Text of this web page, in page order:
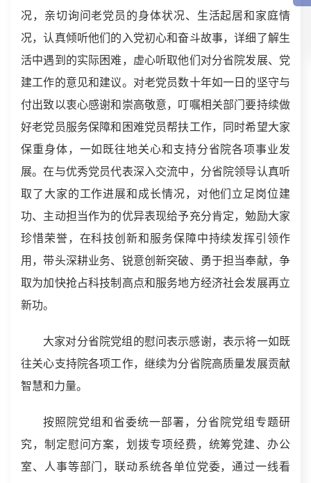
况，亲切询问老党员的身体状况、生活起居和家庭情
况，认真倾听他们的入党初心和奋斗故事，详细了解生
活中遇到的实际困难，虚心听取他们对分省院发展、党
建工作的意见和建议。对老党员数十年如一日的坚守与
付出致以衷心感谢和崇高敬意，叮嘱相关部门要持续做
好老党员服务保障和困难党员帮扶工作，同时希望大家
保重身体，一如既往地关心和支持分省院各项事业发
展。在与优秀党员代表深入交流中，分省院领导认真听
取了大家的工作进展和成长情况，对他们立足岗位建
功、主动担当作为的优异表现给予充分肯定，勉励大家
珍惜荣誉，在科技创新和服务保障中持续发挥引领作
用，带头深耕业务、锐意创新突破、勇于担当奉献，争
取为加快抢占科技制高点和服务地方经济社会发展再立
新功。
大家对分省院党组的慰问表示感谢，表示将一如既
往关心支持院各项工作，继续为分省院高质量发展贡献
智慧和力量。
按照院党组和省委统一部署，分省院党组专题研
究，制定慰问方案，划拨专项经费，统筹党建、办公
室、人事等部门，联动系统各单位党委，通过一线看